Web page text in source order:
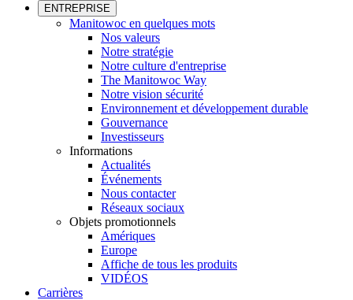
ENTREPRISE
Manitowoc en quelques mots
Nos valeurs
Notre stratégie
Notre culture d'entreprise
The Manitowoc Way
Notre vision sécurité
Environnement et développement durable
Gouvernance
Investisseurs
Informations
Actualités
Événements
Nous contacter
Réseaux sociaux
Objets promotionnels
Amériques
Europe
Affiche de tous les produits
VIDÉOS
Carrières